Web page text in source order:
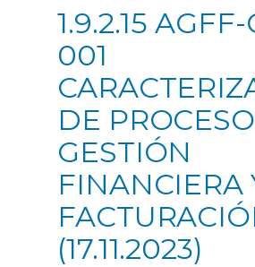
1.9.2.15 AGFF-
001
DE
GESTIÓN
FINANCIERA
(17.11.2023)